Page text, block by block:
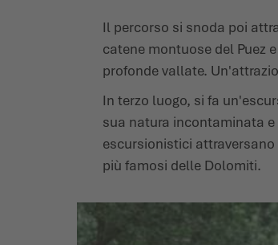
Il percorso si snoda poi
catene montuose del Puez
profonde vallate.
In terzo luogo, si fa
sua natura incontaminata
escursionistici attraversano
più famosi delle Dolomiti.